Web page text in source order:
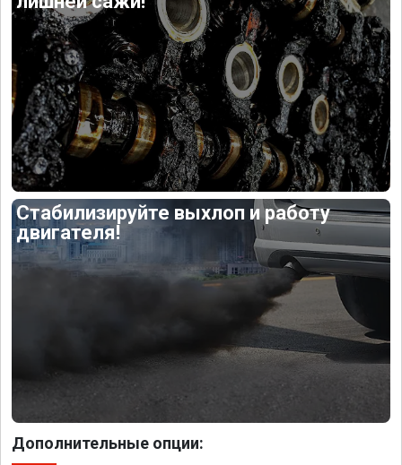
Стабилизируйте выхлоп и работу
двигателя!
Дополнительные опции: